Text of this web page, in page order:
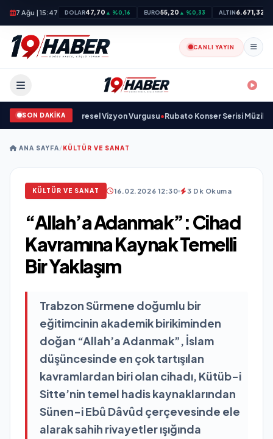
7 Ağu | 15:47 DOLAR47,70 ▲ %0,16 EURO55,20 ▲ %0,33 ALTIN6.671,32
CANLI YAYIN
SON DAKİKA
Sanayinde Küresel Vizyon Vurgusu•Rubato Konser Serisi
ANA SAYFA/KÜLTÜR VE SANAT
KÜLTÜR VE SANAT 16.02.2026 12:30 3 Dk Okuma
“Allah’a Adanmak”: Cihad
Kavramına Kaynak Temelli
Bir Yaklaşım
Trabzon Sürmene doğumlu bir
eğitimcinin akademik birikiminden
doğan “Allah’a Adanmak”, İslam
düşüncesinde en çok tartışılan
kavramlardan biri olan cihadı, Kütüb-i
Sitte’nin temel hadis kaynaklarından
Sünen-i Ebû Dâvûd çerçevesinde ele
alarak sahih rivayetler ışığında